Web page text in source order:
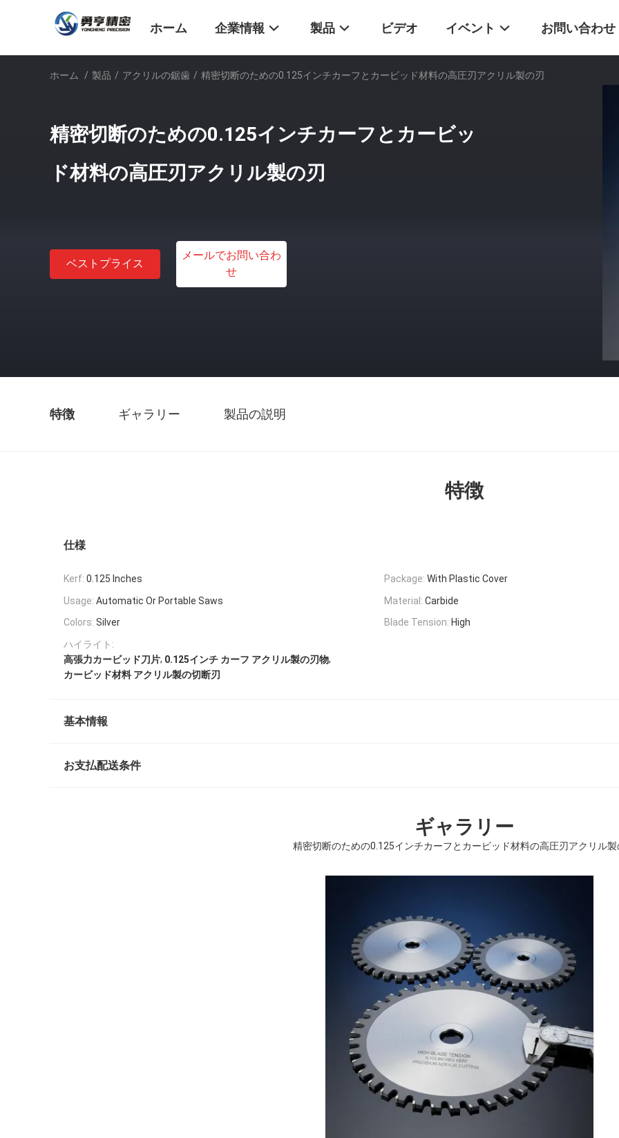
ホーム 企業情報 製品 ビデオ イベント お問い合わせ
ホーム / 製品 / アクリルの鋸歯 / 精密切断のための0.125インチカーフとカービッド材料の高圧刃アクリル製の刃
精密切断のための0.125インチカーフとカービッ
ド材料の高圧刃アクリル製の刃
ベストプライス
メールでお問い合わ
せ
特徴 ギャラリー 製品の説明
特徴
仕様
Kerf: 0.125 Inches Package: With Plastic Cover
Usage: Automatic Or Portable Saws Material: Carbide
Colors: Silver Blade Tension: High
ハイライト:
高張力カービッド刀片, 0.125インチ カーフ アクリル製の刃物,
カービッド材料 アクリル製の切断刃
基本情報
お支払配送条件
ギャラリー
精密切断のための0.125インチカーフとカービッド材料の高圧刃アクリル製